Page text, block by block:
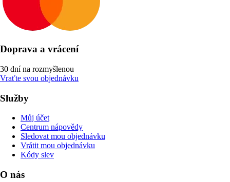
Doprava a vrácení
30 dní na rozmyšlenou
Vraťte svou objednávku
Služby
Můj účet
Centrum nápovědy
Sledovat mou objednávku
Vrátit mou objednávku
Kódy slev
O nás